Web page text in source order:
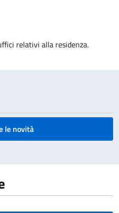
relativi alla residenza.
le novità